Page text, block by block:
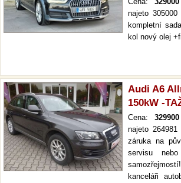
najeto
kompletní
kol nový olej
Audi A6
150kW -
Cena: 329900
najeto
záruka na
servisu
kanceláři